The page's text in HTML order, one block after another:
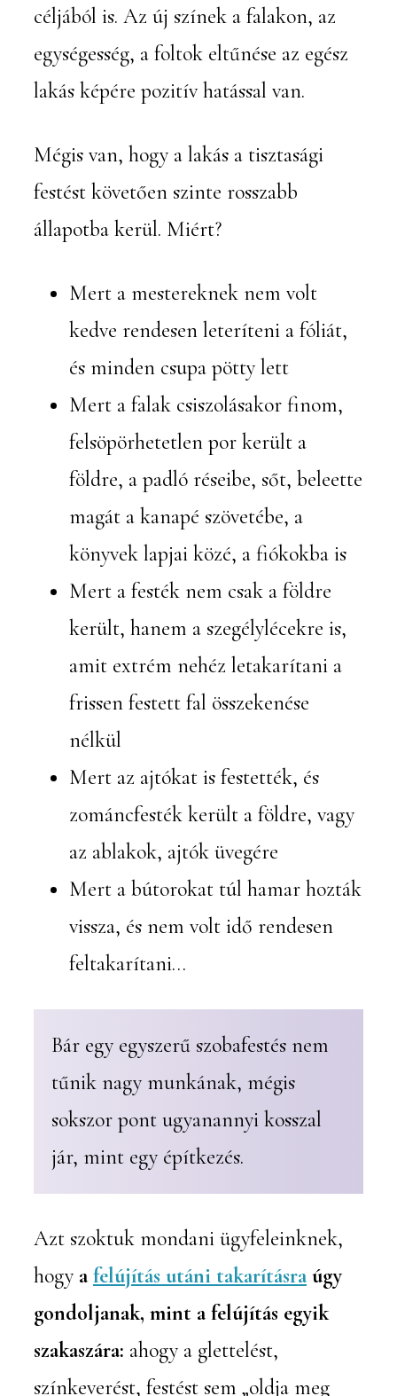
céljából is. Az új színek a falakon, az
egységesség, a foltok eltűnése az egész
lakás képére pozitív hatással van.
Mégis van, hogy a lakás a tisztasági
festést követően szinte rosszabb
állapotba kerül. Miért?
Mert a mestereknek nem volt
kedve rendesen leteríteni a fóliát,
és minden csupa pötty lett
Mert a falak csiszolásakor finom,
felsöpörhetetlen por került a
földre, a padló réseibe, sőt, beleette
magát a kanapé szövetébe, a
könyvek lapjai közé, a fiókokba is
Mert a festék nem csak a földre
került, hanem a szegélylécekre is,
amit extrém nehéz letakarítani a
frissen festett fal összekenése
nélkül
Mert az ajtókat is festették, és
zománcfesték került a földre, vagy
az ablakok, ajtók üvegére
Mert a bútorokat túl hamar hozták
vissza, és nem volt idő rendesen
feltakarítani…
Bár egy egyszerű szobafestés nem
tűnik nagy munkának, mégis
sokszor pont ugyanannyi kosszal
jár, mint egy építkezés.
Azt szoktuk mondani ügyfeleinknek,
hogy afelújítás utáni takarításraúgy
gondoljanak, mint a felújítás egyik
szakaszára: ahogy a glettelést,
színkeverést, festést sem „oldja meg